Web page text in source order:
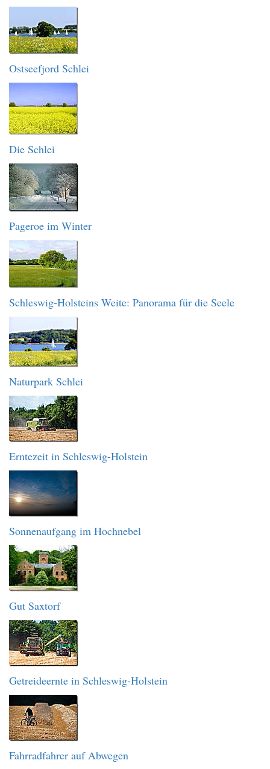
Ostseefjord Schlei
Die Schlei
Pageroe im Winter
Schleswig-Holsteins Weite: Panorama für die Seele
Naturpark Schlei
Erntezeit in Schleswig-Holstein
Sonnenaufgang im Hochnebel
Gut Saxtorf
Getreideernte in Schleswig-Holstein
Fahrradfahrer auf Abwegen